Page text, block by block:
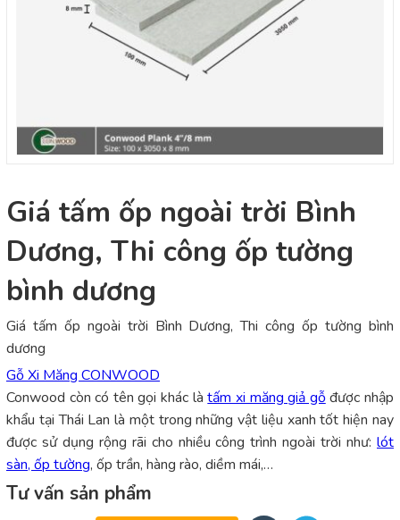
Giá tấm ốp ngoài trời Bình
Dương, Thi công ốp tường
bình dương
Giá tấm ốp ngoài trời Bình Dương, Thi công ốp tường bình
dương
Gỗ Xi Măng CONWOOD
Conwood còn có tên gọi khác làtấm xi măng giả gỗđược nhập
khẩu tại Thái Lan là một trong những vật liệu xanh tốt hiện nay
được sử dụng rộng rãi cho nhiều công trình ngoài trời như: lót
sàn, ốp tường, ốp trần, hàng rào, diềm mái,…
Tư vấn sản phẩm